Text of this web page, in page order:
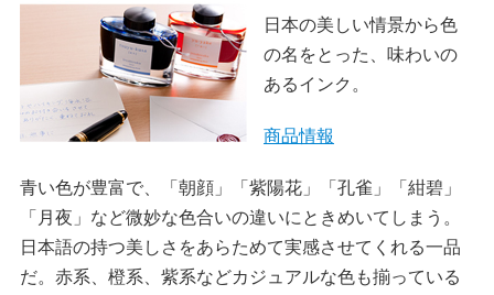
日本の美しい情景から色
の名をとった、味わいの
あるインク。
商品情報
青い色が豊富で、「朝顔」「紫陽花」「孔雀」「紺碧」
「月夜」など微妙な色合いの違いにときめいてしまう。
日本語の持つ美しさをあらためて実感させてくれる一品
だ。赤系、橙系、紫系などカジュアルな色も揃っている